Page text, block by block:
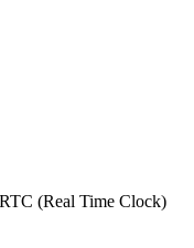
(Real Time Clock)